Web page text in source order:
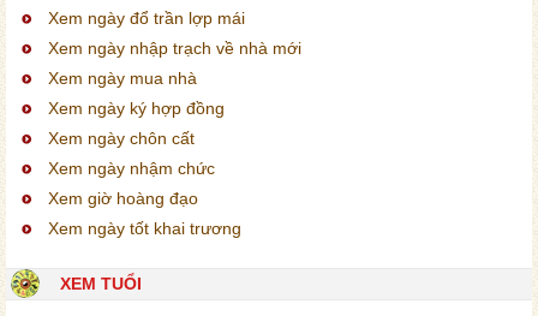
Xem ngày đổ trần lợp mái
Xem ngày nhập trạch về nhà mới
Xem ngày mua nhà
Xem ngày ký hợp đồng
Xem ngày chôn cất
Xem ngày nhậm chức
Xem giờ hoàng đạo
Xem ngày tốt khai trương
XEM TUỔI